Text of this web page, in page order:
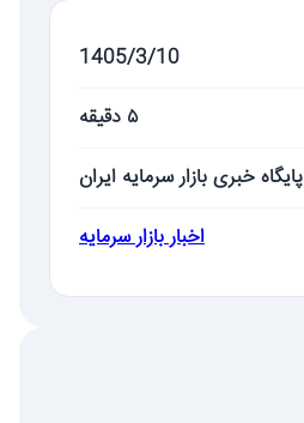
1405/3/10
۵ دقیقه
پایگاه خبری بازار سرمایه ایران
اخبار بازار سرمایه